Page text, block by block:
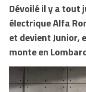
Dévoilé il y a tout
électrique Alfa
et devient Junior,
monte en